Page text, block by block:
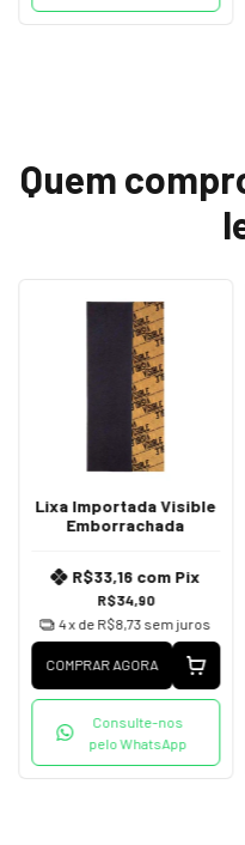
Quem
Lixa Importada Visible
Emborrachada
R$34,90
R$33,16 com Pix
4x de R$8,73 sem juros
COMPRAR AGORA
Consulte-nos
pelo WhatsApp